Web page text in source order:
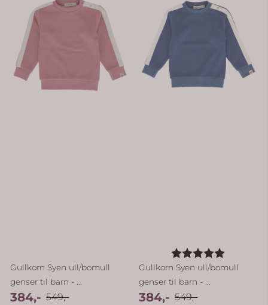
Gullkorn Syen ull/bomull
genser til barn - ...
384,- 549,-
Karakter:
Gullkorn Syen ull/bomull
genser til barn - ...
384,- 549,-